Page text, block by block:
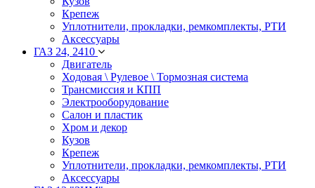
Крепеж
Уплотнители, прокладки, ремкомплекты, РТИ
Аксессуары
ГАЗ 24, 2410
Двигатель
Ходовая \ Рулевое \ Тормозная система
Трансмиссия и КПП
Электрооборудование
Салон и пластик
Хром и декор
Кузов
Крепеж
Уплотнители, прокладки, ремкомплекты, РТИ
Аксессуары